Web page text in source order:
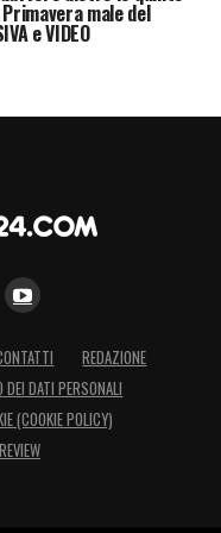
TOP NEWS
male del
e VIDEO
REDAZIONE
DATI PERSONALI
(COOKIE POLICY)